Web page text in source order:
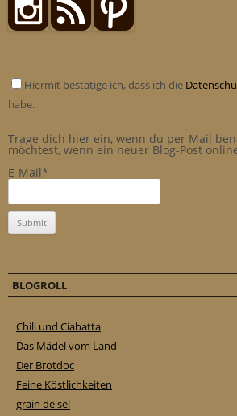
Hiermit bestätige ich, dass ich die
habe.
Trage dich hier ein, wenn du per Mail
möchtest, wenn ein neuer Blog-Post
E-Mail*
BLOGROLL
Chili und Ciabatta
Das Mädel vom Land
Der Brotdoc
Feine Köstlichkeiten
grain de sel